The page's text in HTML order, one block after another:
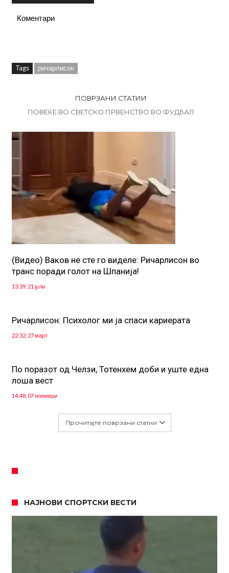
Коментари
Tags ричарлисон
ПОВРЗАНИ СТАТИИ
ПОВЕЌЕ ВО СВЕТСКО ПРВЕНСТВО ВО ФУДБАЛ
(Видео) Ваков не сте го виделе: Ричарлисон во
транс поради голот на Шпанија!
13:39, 21 јули
Ричарлисон: Психолог ми ја спаси кариерата
22:32, 27 март
По поразот од Челзи, Тотенхем доби и уште една
лоша вест
14:48, 07 ноември
Прочитајте поврзани статии
НАЈНОВИ СПОРТСКИ ВЕСТИ